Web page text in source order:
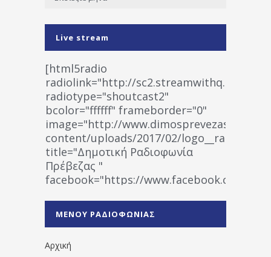
Live stream
[html5radio
radiolink="http://
radiotype="shoutcast2"
bcolor="ffffff" frameborder="0"
image="http://www.dimosprevezas.gr/wp-
content/uploads/2017/02/
title="Δημοτική Ραδιοφωνία
Πρέβεζας "
facebook="https://www.facebook.com/
1531194763766854/" artist="" ]
ΜΕΝΟΥ ΡΑΔΙΟΦΩΝΙΑΣ
Αρχική